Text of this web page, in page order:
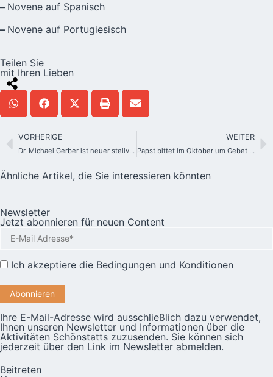
– Novene auf Spanisch
– Novene auf Portugiesisch
Teilen Sie
mit Ihren Lieben
VORHERIGE
Dr. Michael Gerber ist neuer stellvertretender Vorsitzender der Deutschen Bischofskonferenz
WEITER
Papst bittet im Oktober um Gebet für Weltsynode
Ähnliche Artikel, die Sie interessieren könnten
Newsletter
Jetzt abonnieren für neuen Content
Ich akzeptiere die Bedingungen und Konditionen
Ihre E-Mail-Adresse wird ausschließlich dazu verwendet,
Ihnen unseren Newsletter und Informationen über die
Aktivitäten Schönstatts zuzusenden. Sie können sich
jederzeit über den Link im Newsletter abmelden.
Beitreten